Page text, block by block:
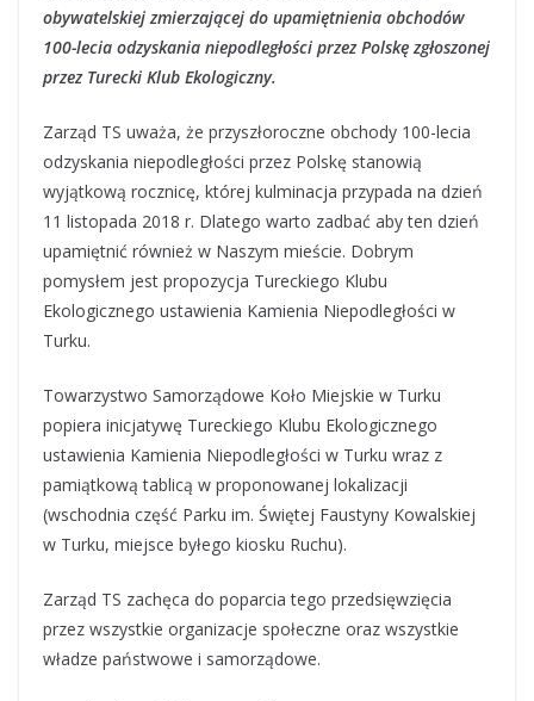
obywatelskiej zmierzającej do upamiętnienia obchodów
100-lecia odzyskania niepodległości przez Polskę zgłoszonej
przez Turecki Klub Ekologiczny.
Zarząd TS uważa, że przyszłoroczne obchody 100-lecia
odzyskania niepodległości przez Polskę stanowią
wyjątkową rocznicę, której kulminacja przypada na dzień
11 listopada 2018 r. Dlatego warto zadbać aby ten dzień
upamiętnić również w Naszym mieście. Dobrym
pomysłem jest propozycja Tureckiego Klubu
Ekologicznego ustawienia Kamienia Niepodległości w
Turku.
Towarzystwo Samorządowe Koło Miejskie w Turku
popiera inicjatywę Tureckiego Klubu Ekologicznego
ustawienia Kamienia Niepodległości w Turku wraz z
pamiątkową tablicą w proponowanej lokalizacji
(wschodnia część Parku im. Świętej Faustyny Kowalskiej
w Turku, miejsce byłego kiosku Ruchu).
Zarząd TS zachęca do poparcia tego przedsięwzięcia
przez wszystkie organizacje społeczne oraz wszystkie
władze państwowe i samorządowe.